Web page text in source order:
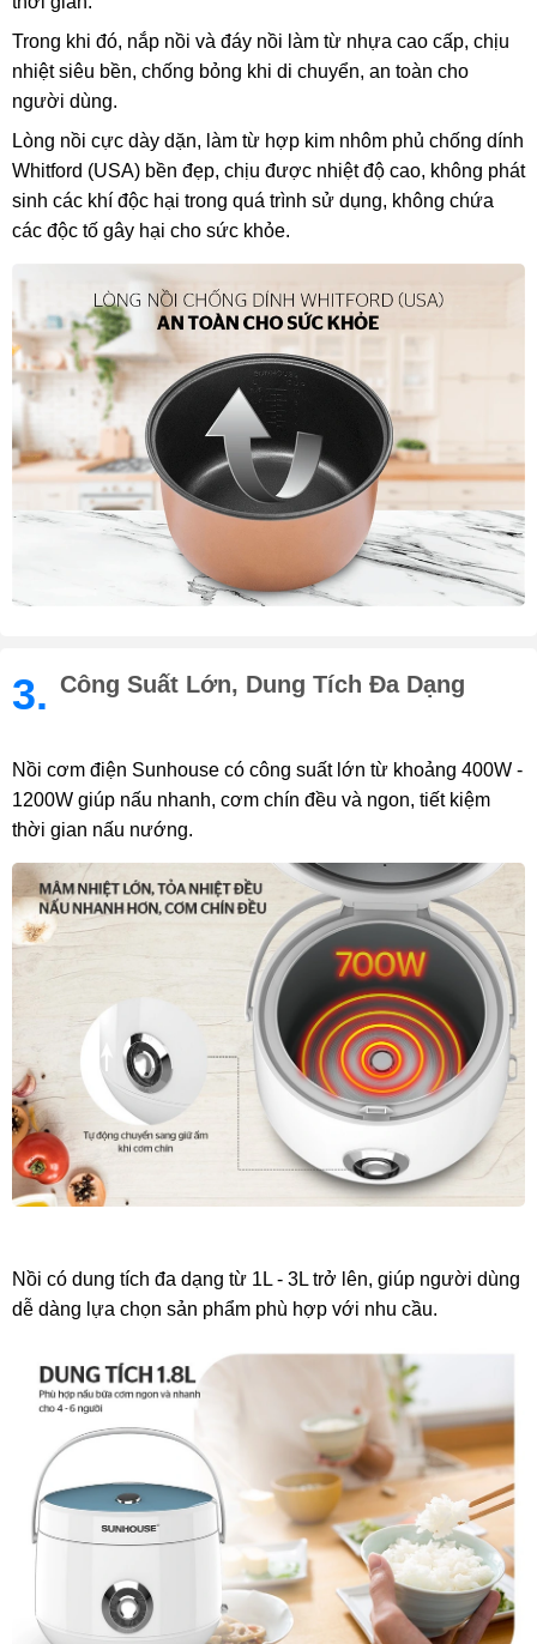
Trong khi đó, nắp nồi và đáy nồi làm từ nhựa cao cấp, chịu
nhiệt siêu bền, chống bỏng khi di chuyển, an toàn cho
người dùng.
Lòng nồi cực dày dặn, làm từ hợp kim nhôm phủ chống dính
Whitford (USA) bền đẹp, chịu được nhiệt độ cao, không phát
sinh các khí độc hại trong quá trình sử dụng, không chứa
các độc tố gây hại cho sức khỏe.
3. Công Suất Lớn, Dung Tích Đa Dạng
Nồi cơm điện Sunhouse có công suất lớn từ khoảng 400W -
1200W giúp nấu nhanh, cơm chín đều và ngon, tiết kiệm
thời gian nấu nướng.
Nồi có dung tích đa dạng từ 1L - 3L trở lên, giúp người dùng
dễ dàng lựa chọn sản phẩm phù hợp với nhu cầu.